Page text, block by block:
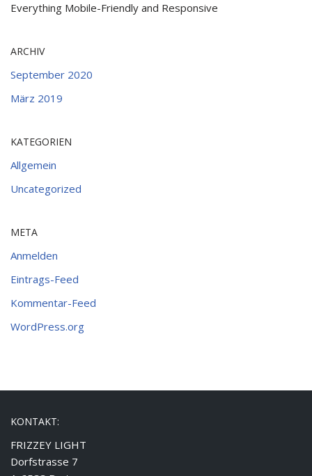
Everything Mobile-Friendly and Responsive
ARCHIV
September 2020
März 2019
KATEGORIEN
Allgemein
Uncategorized
META
Anmelden
Eintrags-Feed
Kommentar-Feed
WordPress.org
KONTAKT:
FRIZZEY LIGHT
Dorfstrasse 7